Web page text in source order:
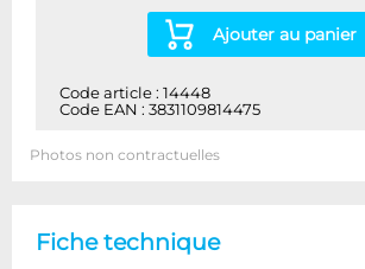
Ajouter au panier
Code article : 14448
Code EAN : 3831109814475
Photos non contractuelles
Fiche technique